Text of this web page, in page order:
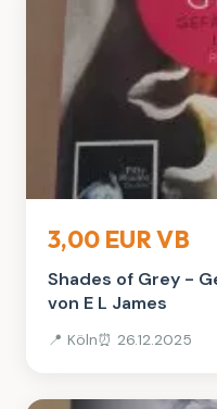
3,00 EUR VB
Shades of Grey -
von E L James
📍 Köln⏰ 26.12.2025